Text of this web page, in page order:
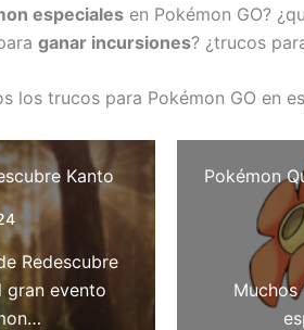
especiales en Pokémon GO?
ganar incursiones? ¿trucos
los trucos para Pokémon GO en
Kanto
Redescubre
gran evento
Pokémon
Muchos